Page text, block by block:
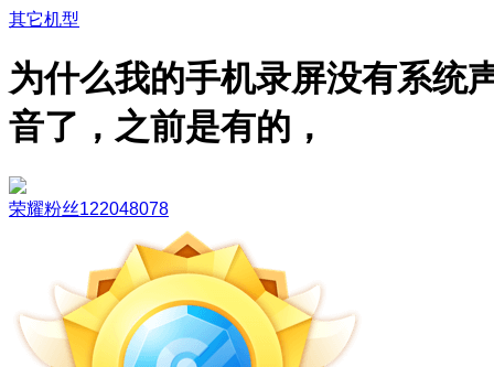
其它机型
为什么我的手机录屏没有系统
音了，之前是有的，
荣耀粉丝122048078